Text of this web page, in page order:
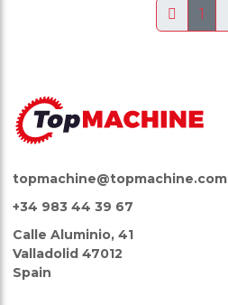
1
topmachine@topmachine.com
+34 983 44 39 67
Calle Aluminio, 41
Valladolid 47012
Spain